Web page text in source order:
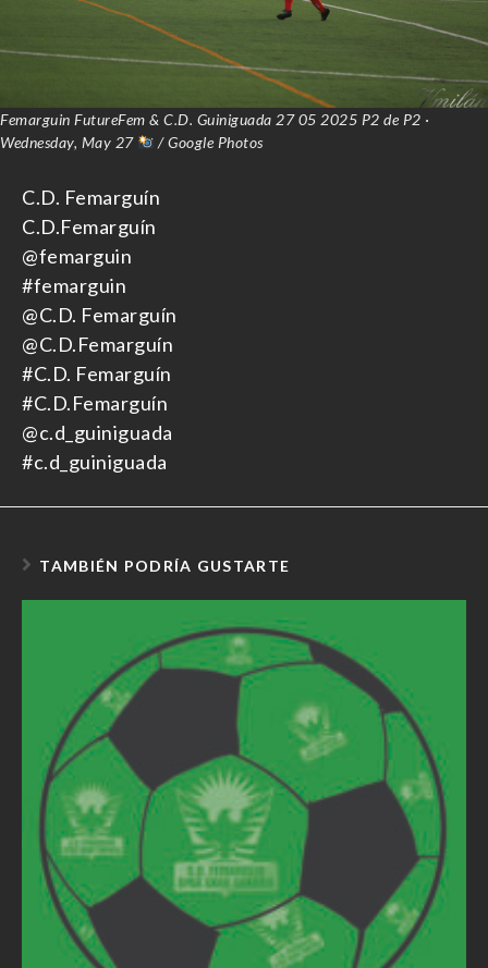
Femarguin FutureFem & C.D. Guiniguada 27 05 2025 P2 de P2 ·
Wednesday, May 27
/ Google Photos
C.D. Femarguín
C.D.Femarguín
@femarguin
#femarguin
@C.D. Femarguín
@C.D.Femarguín
#C.D. Femarguín
#C.D.Femarguín
@c.d_guiniguada
#c.d_guiniguada
TAMBIÉN PODRÍA GUSTARTE